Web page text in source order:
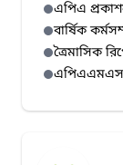
এপিএ
বার্ষিক
ত্রৈমাসিক
এপিএএমএস